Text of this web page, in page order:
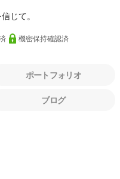
じて。
機密保持確認済
ポートフォリオ
ブログ